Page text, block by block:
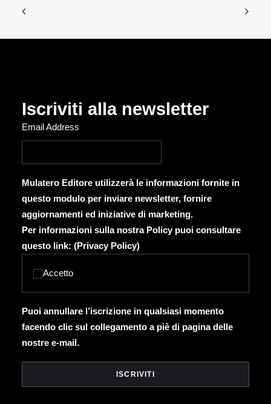
Iscriviti alla newsletter
Email Address
Mulatero Editore utilizzerà le informazioni fornite in
questo modulo per inviare newsletter, fornire
aggiornamenti ed iniziative di marketing.
Per informazioni sulla nostra Policy puoi consultare
questo link: (Privacy Policy)
Accetto
Puoi annullare l’iscrizione in qualsiasi momento
facendo clic sul collegamento a piè di pagina delle
nostre e-mail.